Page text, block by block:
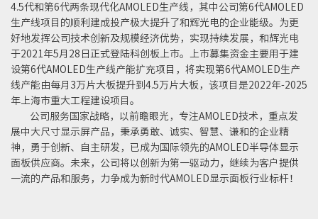
4.5代和第6代两条现代化AMOLED生产线，其中公司第6代AMOLED
生产线项目的顺利建成投产极大提升了和辉光电的企业能级。为更
好地发挥公司技术创新及规模经济优势，实现持续发展，和辉光电
于2021年5月28日正式登陆科创板上市。上市募集资金主要用于建
设第6代AMOLED生产线产能扩充项目，将实现第6代AMOLED生产
线产能由每月3万片大板提升到4.5万片大板，该项目是2022年-2025
年上海市重大工程建设项目。
公司服务国家战略，以前瞻眼光，专注AMOLED技术，重点发
展中大尺寸显示屏产品，秉承勇敢、诚实、智慧、谦和的企业精
神，勇于创新、自主研发，已成为国际领先的AMOLED半导体显示
面板供应商。未来，公司将以创新为第一驱动力，继续为客户提供
一流的产品和服务，力争成为新时代AMOLED显示面板行业标杆！